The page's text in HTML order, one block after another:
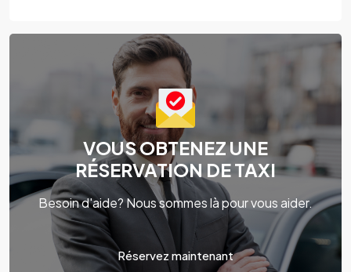
VOUS OBTENEZ UNE
RÉSERVATION DE TAXI
Besoin d'aide? Nous sommes là pour vous aider.
Réservez maintenant